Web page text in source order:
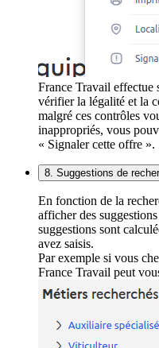
France Travail effectue
vérifier la légalité et la
malgré ces contrôles
inappropriés, vous
« Signaler cette offre ».
8. Suggestions de
En fonction de la
afficher des
suggestions sont
avez saisis.
Par exemple si vous
France Travail peut